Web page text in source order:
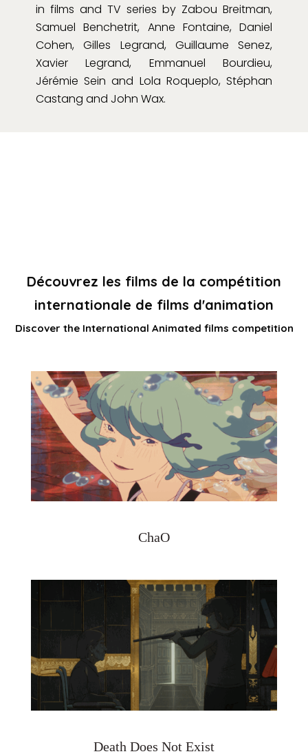
in films and TV series by Zabou Breitman,
Samuel Benchetrit, Anne Fontaine, Daniel
Cohen, Gilles Legrand, Guillaume Senez,
Xavier Legrand, Emmanuel Bourdieu,
Jérémie Sein and Lola Roqueplo, Stéphan
Castang and John Wax.
Découvrez les films de la compétition
internationale de films d'animation
Discover the International Animated films competition
ChaO
Death Does Not Exist